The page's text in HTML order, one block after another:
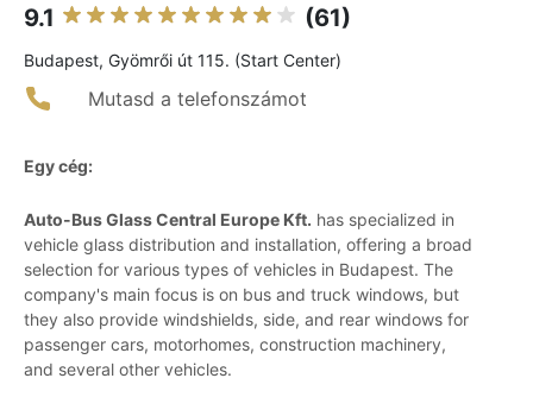
9.1 (61)
Budapest, Gyömrői út 115. (Start Center)
Mutasd a telefonszámot
Egy cég:
Auto-Bus Glass Central Europe Kft. has specialized in
vehicle glass distribution and installation, offering a broad
selection for various types of vehicles in Budapest. The
company's main focus is on bus and truck windows, but
they also provide windshields, side, and rear windows for
passenger cars, motorhomes, construction machinery,
and several other vehicles.